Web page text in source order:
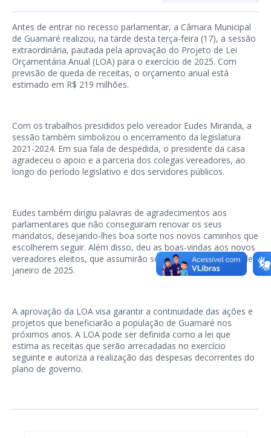
Antes de entrar no recesso parlamentar, a Câmara Municipal
de Guamaré realizou, na tarde desta terça-feira (17), a sessão
extraordinária, pautada pela aprovação do Projeto de Lei
Orçamentária Anual (LOA) para o exercício de 2025. Com
previsão de queda de receitas, o orçamento anual está
estimado em R$ 219 milhões.
Com os trabalhos presididos pelo vereador Eudes Miranda, a
sessão também simbolizou o encerramento da legislatura
2021-2024. Em sua fala de despedida, o presidente da casa
agradeceu o apoio e a parceria dos colegas vereadores, ao
longo do período legislativo e dos servidores públicos.
Eudes também dirigiu palavras de agradecimentos aos
parlamentares que não conseguiram renovar os seus
mandatos, desejando-lhes boa sorte nos novos caminhos que
escolherem seguir. Além disso, deu as boas-vindas aos novos
vereadores eleitos, que assumirão seus mandatos a partir de
janeiro de 2025.
A aprovação da LOA visa garantir a continuidade das ações e
projetos que beneficiarão a população de Guamaré nos
próximos anos. A LOA pode ser definida como a lei que
estima as receitas que serão arrecadadas no exercício
seguinte e autoriza a realização das despesas decorrentes do
plano de governo.